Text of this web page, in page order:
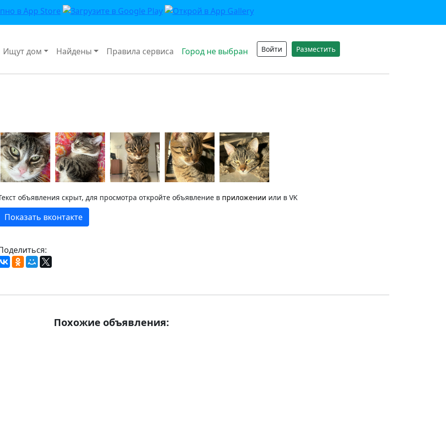
Ищут дом Найдены Правила сервиса Город не выбран Войти Разместить
объявления скрыт, для просмотра откройте объявление в приложении или в VK
Показать вконтакте
Похожие объявления: